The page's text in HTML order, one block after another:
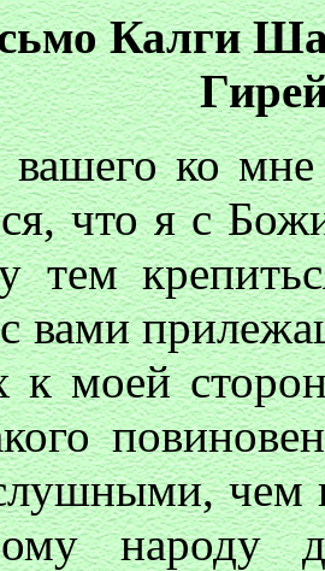
Калги
ко
что я с
тем
с вами
к моей
чем
народу